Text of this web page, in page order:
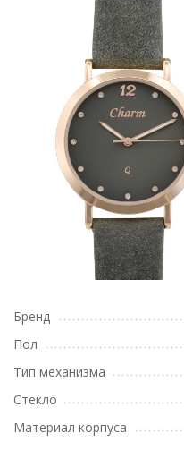
Бренд
Пол
Тип механизма
Стекло
Материал корпуса